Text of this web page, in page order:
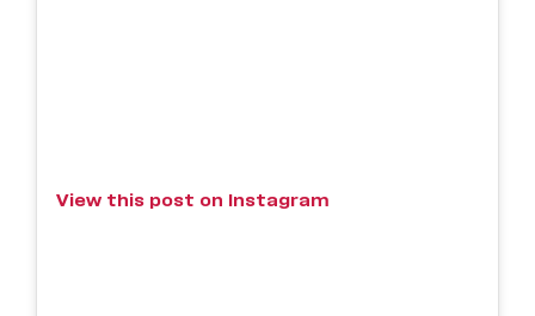
View this post on Instagram